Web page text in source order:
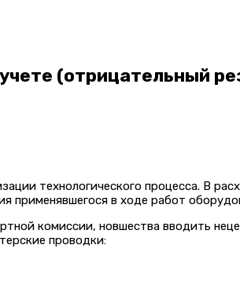
(отрицательный
технологического процесса. В
применявшегося в ходе работ
комиссии, новшества вводить
проводки: